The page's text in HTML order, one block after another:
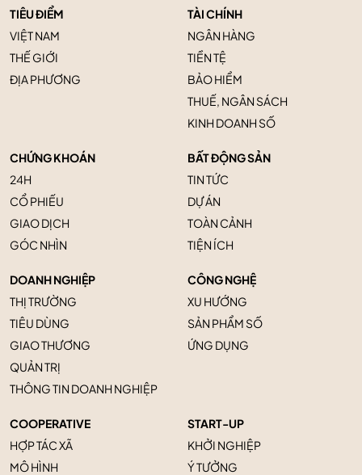
TIÊU ĐIỂM
VIỆT NAM
THẾ GIỚI
ĐỊA PHƯƠNG
TÀI CHÍNH
NGÂN HÀNG
TIỀN TỆ
BẢO HIỂM
THUẾ, NGÂN SÁCH
KINH DOANH SỐ
CHỨNG KHOÁN
24H
CỔ PHIẾU
GIAO DỊCH
GÓC NHÌN
BẤT ĐỘNG SẢN
TIN TỨC
DỰ ÁN
TOÀN CẢNH
TIỆN ÍCH
DOANH NGHIỆP
THỊ TRƯỜNG
TIÊU DÙNG
GIAO THƯƠNG
QUẢN TRỊ
THÔNG TIN DOANH NGHIỆP
CÔNG NGHỆ
XU HƯỚNG
SẢN PHẨM SỐ
ỨNG DỤNG
COOPERATIVE
HỢP TÁC XÃ
MÔ HÌNH
START-UP
KHỞI NGHIỆP
Ý TƯỞNG